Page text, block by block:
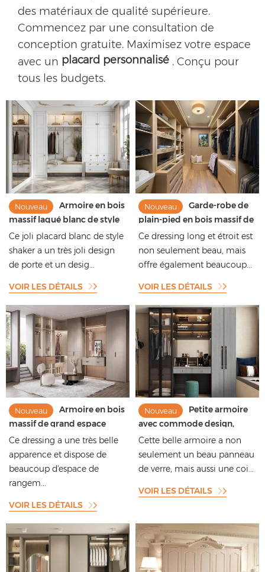
des matériaux de qualité supérieure.
Commencez par une consultation de
conception gratuite. Maximisez votre espace
avec un placard personnalisé
. Conçu pour
tous les budgets.
Nouveau
Armoire en bois
massif laqué blanc de style
Shaker de haute qualité avec
poignées dorées
Ce joli placard blanc de style
shaker a un très joli design
de porte et un desig...
VOIR LES DÉTAILS
Nouveau
Garde-robe de
plain-pied en bois massif de
finition de mélamine de
grain de bois de haute
qualité avec le beau grain de
bois
Ce dressing long et étroit est
non seulement beau, mais
offre également beaucoup...
VOIR LES DÉTAILS
Nouveau
Armoire en bois
massif de grand espace
élégante et personnalisée de
qualité supérieure avec
panneaux de porte en verre
Ce dressing a une très belle
apparence et dispose de
beaucoup d'espace de
rangem...
VOIR LES DÉTAILS
Nouveau
Petite armoire
avec commode design,
armoire en bois massif
Cette belle armoire a non
seulement un beau panneau
de verre, mais aussi une coi...
VOIR LES DÉTAILS